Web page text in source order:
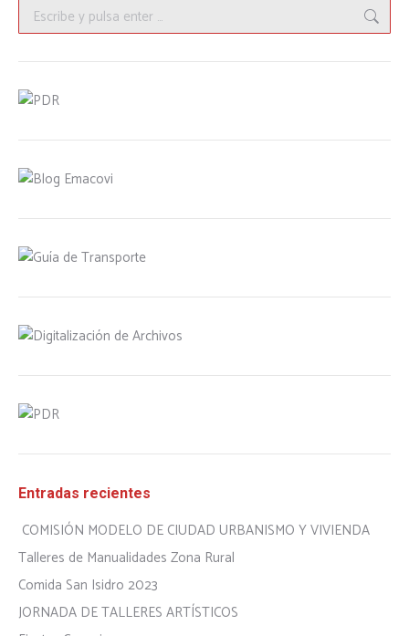
Buscar:
Entradas recientes
COMISIÓN MODELO DE CIUDAD URBANISMO Y VIVIENDA
Talleres de Manualidades Zona Rural
Comida San Isidro 2023
JORNADA DE TALLERES ARTÍSTICOS